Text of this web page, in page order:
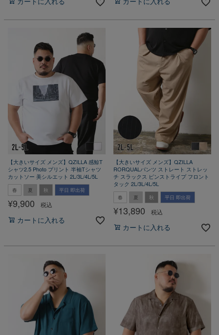
【大きいサイズ メンズ】QZILLA 感鯨T
シャツ2.5 Photo プリント 半袖Tシャツ
カットソー 美シルエット 2L/3L/4L/5L
春 夏 秋 平日 即出荷
¥9,900 税込
カートに入れる
【大きいサイズ メンズ】QZILLA
RORQUALパンツ ストレート ストレッ
チ スラックス ピンストライプ フロント
タック 2L/3L/4L/5L
春 夏 秋 平日 即出荷
¥13,890 税込
カートに入れる